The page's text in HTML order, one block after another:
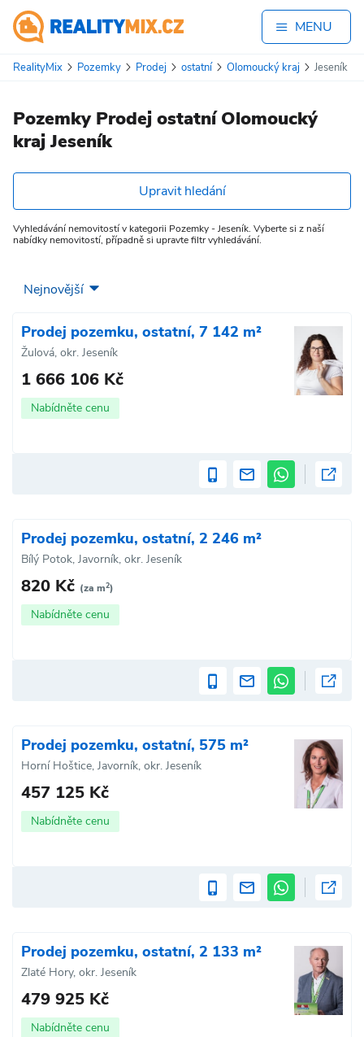
MENU
RealityMix Pozemky Prodej ostatní Olomoucký kraj Jeseník
Pozemky Prodej ostatní Olomoucký
kraj Jeseník
Upravit hledání
Vyhledávání nemovitostí v kategorii Pozemky - Jeseník. Vyberte si z naší
nabídky nemovitostí, případně si upravte filtr vyhledávání.
Prodej pozemku, ostatní, 7 142 m²
Žulová, okr. Jeseník
1 666 106 Kč
Nabídněte cenu
Prodej pozemku, ostatní, 2 246 m²
Bílý Potok, Javorník, okr. Jeseník
820 Kč (za m2)
Nabídněte cenu
Prodej pozemku, ostatní, 575 m²
Horní Hoštice, Javorník, okr. Jeseník
457 125 Kč
Nabídněte cenu
Prodej pozemku, ostatní, 2 133 m²
Zlaté Hory, okr. Jeseník
479 925 Kč
Nabídněte cenu